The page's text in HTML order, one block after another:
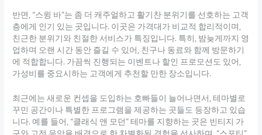
반면, “스윙 바”는 좀 더 캐주얼하고 활기찬 분위기를 선호하는 고객
층에게 인기 있는 곳입니다. 이곳은 가격대가 비교적 합리적이며,
친근한 분위기와 친절한 서비스가 특징입니다. 특히, 밤늦게까지 영
업하며 오랜 시간 동안 즐길 수 있어, 친구나 동료와 함께 방문하기
에 적합합니다. 가끔씩 진행되는 이벤트나 할인 프로모션도 있어,
가성비를 중요시하는 고객에게 추천할 만한 장소입니다.
최근에는 새로운 컨셉을 도입하는 호빠들이 늘어나면서, 테마별로
꾸민 공간이나 특별한 프로그램을 제공하는 곳들도 등장하고 있습
니다. 예를 들어, “클래식 앤 모던” 테마를 지향하는 곳은 빈티지 가